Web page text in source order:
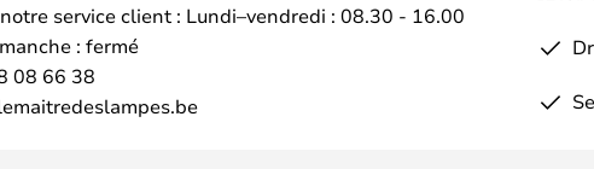
service client : Lundi–vendredi : 08.30 - 16.00
: fermé
08 66 38